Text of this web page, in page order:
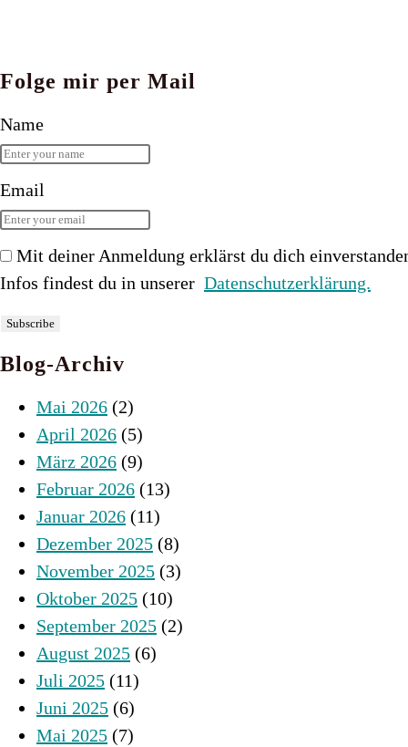
Folge mir per Mail
Name
Email
Mit deiner Anmeldung erklärst du dich
Infos findest du in unserer Datenschutzerklärung.
Blog-Archiv
Mai 2026 (2)
April 2026 (5)
März 2026 (9)
Februar 2026 (13)
Januar 2026 (11)
Dezember 2025 (8)
November 2025 (3)
Oktober 2025 (10)
September 2025 (2)
August 2025 (6)
Juli 2025 (11)
Juni 2025 (6)
Mai 2025 (7)